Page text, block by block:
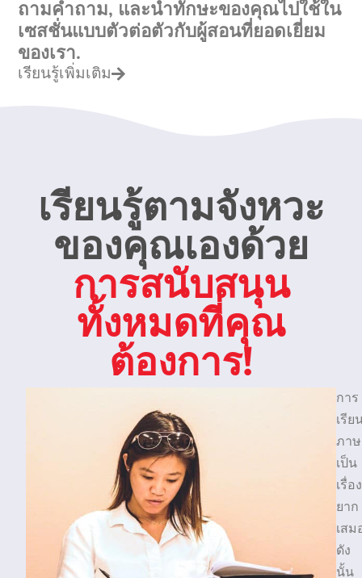
ถามคำถาม, และนำทักษะของคุณไปใช้ใน
เซสชั่นแบบตัวต่อตัวกับผู้สอนที่ยอดเยี่ยม
ของเรา.
เรียนรู้เพิ่มเติม
เรียนรู้ตามจังหวะ
ของคุณเองด้วย
การสนับสนุน
ทั้งหมดที่คุณ
ต้องการ!
การ
เรีย
ภา
เป็น
เรื่อง
ยาก
เสม
ดัง
นั้น